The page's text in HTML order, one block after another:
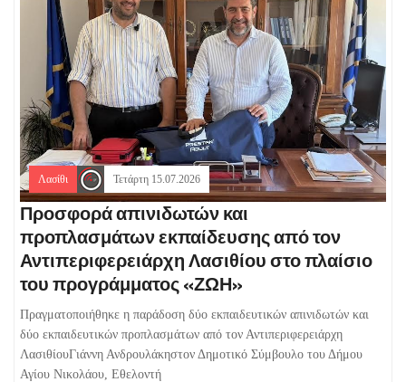
Λασίθι Τετάρτη 15.07.2026
Προσφορά απινιδωτών και
προπλασμάτων εκπαίδευσης από τον
Αντιπεριφερειάρχη Λασιθίου στο πλαίσιο
του προγράμματος «ΖΩΗ»
Πραγματοποιήθηκε η παράδοση δύο εκπαιδευτικών απινιδωτών και
δύο εκπαιδευτικών προπλασμάτων από τον Αντιπεριφερειάρχη
ΛασιθίουΓιάννη Ανδρουλάκηστον Δημοτικό Σύμβουλο του Δήμου
Αγίου Νικολάου, Εθελοντή